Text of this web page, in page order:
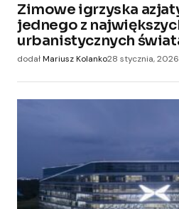
Zimowe igrzyska
jednego z
urbanistycznych
dodałMariusz Kolanko28 stycznia, 2026